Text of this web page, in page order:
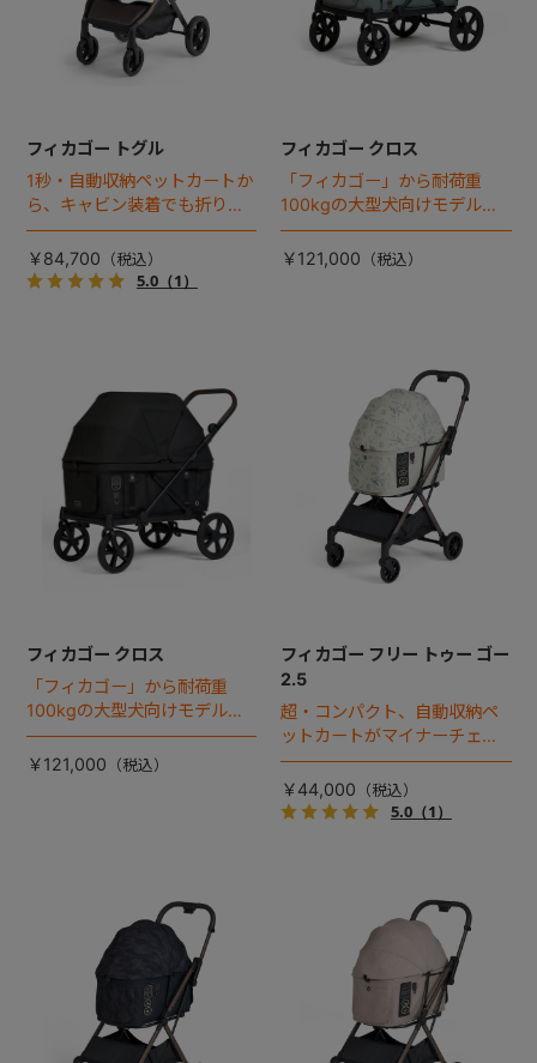
フィカゴー トグル
1秒・自動収納ペットカートか
ら、キャビン装着でも折りた
ためるモデルが登場！
￥84,700
5.0（1）
フィカゴー クロス
「フィカゴー」から耐荷重
100kgの大型犬向けモデルが
登場。
￥121,000
フィカゴー クロス
「フィカゴー」から耐荷重
100kgの大型犬向けモデルが
登場。
￥121,000
フィカゴー フリー トゥー ゴー
2.5
超・コンパクト、自動収納ペ
ットカートがマイナーチェン
ジ！
￥44,000
5.0（1）